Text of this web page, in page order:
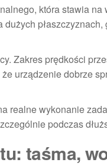
która stawia na
Zakres prędkości
urządzenie dobrze
realne wykonanie
podczas
taśma,